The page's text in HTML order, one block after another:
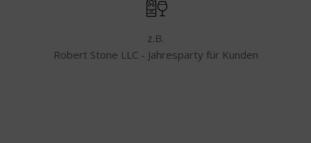
z.B.
Robert Stone LLC - Jahresparty für Kunden